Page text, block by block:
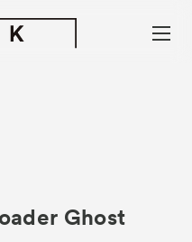
Ghost